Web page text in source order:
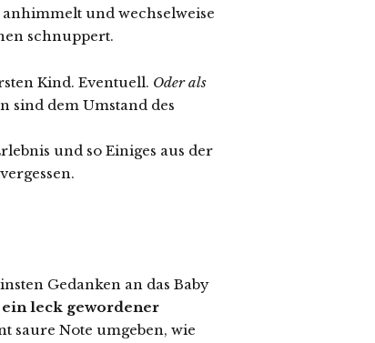
und wechselweise
schnuppert.
Kind. Eventuell. Oder als
sind dem Umstand des
und so Einiges aus der
Gedanken an das Baby
ein leck gewordener
saure Note umgeben, wie